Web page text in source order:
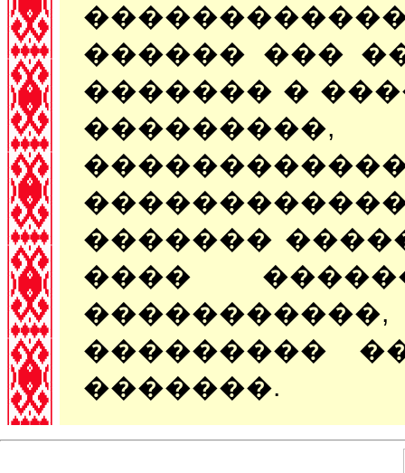
������ ���
������� �
�������
����
���������
�������.